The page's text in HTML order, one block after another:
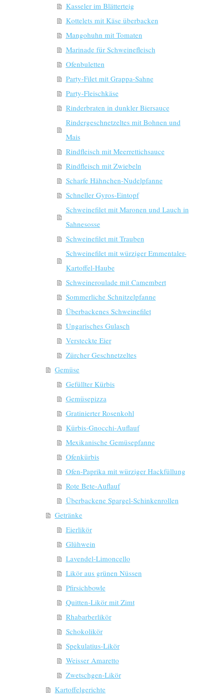
Kasseler im Blätterteig
Kottelets mit Käse überbacken
Mangohuhn mit Tomaten
Marinade für Schweinefleisch
Ofenbuletten
Party-Filet mit Grappa-Sahne
Party-Fleischkäse
Rinderbraten in dunkler Biersauce
Rindergeschnetzeltes mit Bohnen und
Mais
Rindfleisch mit Meerrettichsauce
Rindfleisch mit Zwiebeln
Scharfe Hähnchen-Nudelpfanne
Schneller Gyros-Eintopf
Schweinefilet mit Maronen und Lauch in
Sahnesosse
Schweinefilet mit Trauben
Schweinefilet mit würziger Emmentaler-
Kartoffel-Haube
Schweineroulade mit Camembert
Sommerliche Schnitzelpfanne
Überbackenes Schweinefilet
Ungarisches Gulasch
Versteckte Eier
Zürcher Geschnetzeltes
Gemüse
Gefüllter Kürbis
Gemüsepizza
Gratinierter Rosenkohl
Kürbis-Gnocchi-Auflauf
Mexikanische Gemüsepfanne
Ofenkürbis
Ofen-Paprika mit würziger Hackfüllung
Rote Bete-Auflauf
Überbackene Spargel-Schinkenrollen
Getränke
Eierlikör
Glühwein
Lavendel-Limoncello
Likör aus grünen Nüssen
Pfirsichbowle
Quitten-Likör mit Zimt
Rhabarberlikör
Schokolikör
Spekulatius-Likör
Weisser Amaretto
Zwetschgen-Likör
Kartoffelgerichte